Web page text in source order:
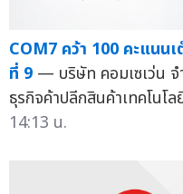
COM7 คว้า 100 คะแน
ที่ 9 — บริษัท คอมเซเว่น
ธุรกิจค้าปลีกสินค้าเทคโนโ
14:13 น.